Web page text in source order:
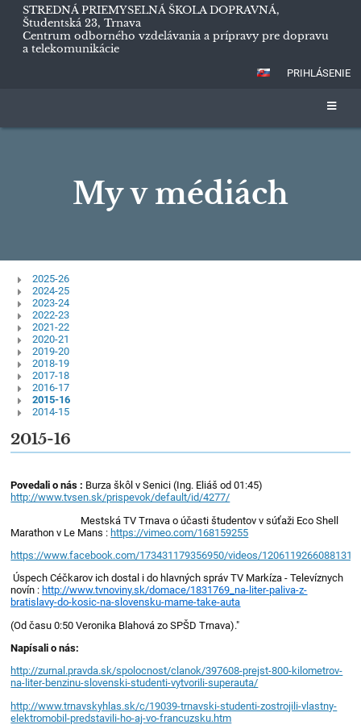
STREDNÁ PRIEMYSELNÁ ŠKOLA DOPRAVNÁ,
Študentská 23, Trnava
Centrum odborného vzdelávania a prípravy pre dopravu
a telekomunikácie
PRIHLÁSENIE
My v médiách
My
v
médiách
2025-26
2024-25
2023-24
2022-23
2021-22
2020-21
2019-20
2018-19
2017-18
2016-17
2015-16
2014-15
2015-16
Povedali o nás : Burza škôl v Senici (Ing. Eliáš od 01:45)
http://www.tvsen.sk/prispevok/default/id/4277/
Mestská TV Trnava o účasti študentov v súťaži Eco Shell
Marathon v Le Mans :https://vimeo.com/168159255
https://www.facebook.com/173431179356950/videos/1206119266088131/
Úspech Céčkarov ich dostal i do hlavných správ TV Markíza - Televíznych
novín : http://www.tvnoviny.sk/domace/1831769_na-liter-paliva-z-
bratislavy-do-kosic-na-slovensku-mame-take-auta
(Od času 0:50 Veronika Blahová zo SPŠD Trnava)."
Napísali o nás:
http://zurnal.pravda.sk/spolocnost/clanok/397608-prejst-800-kilometrov-
na-liter-benzinu-slovenski-studenti-vytvorili-superauta/
http://www.trnavskyhlas.sk/c/19039-trnavski-studenti-zostrojili-vlastny-
elektromobil-predstavili-ho-aj-vo-francuzsku.htm